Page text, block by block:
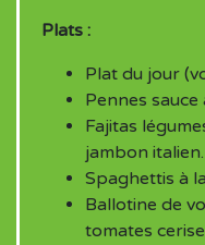
Plats :
Plat du jour
Pennes
Fajitas
jambon italien.
Spaghettis à
Ballotine de
tomates